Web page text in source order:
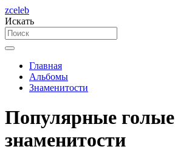
zceleb
Искать
Главная
Альбомы
Знаменитости
Популярные голые
знаменитости